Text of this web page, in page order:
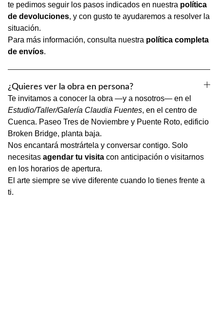
te pedimos seguir los pasos indicados en nuestra política
de devoluciones, y con gusto te ayudaremos a resolver la
situación.
Para más información, consulta nuestra política completa
de envíos.
¿Quieres ver la obra en persona?
Te invitamos a conocer la obra —y a nosotros— en el
Estudio/Taller/Galería Claudia Fuentes, en el centro de
Cuenca. Paseo Tres de Noviembre y Puente Roto, edificio
Broken Bridge, planta baja.
Nos encantará mostrártela y conversar contigo. Solo
necesitas agendar tu visita con anticipación o visitarnos
en los horarios de apertura.
El arte siempre se vive diferente cuando lo tienes frente a
ti.